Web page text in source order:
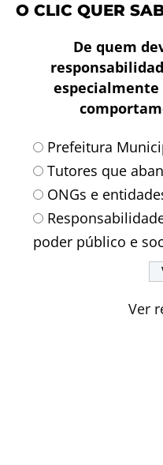
O CLIC QUER
De quem
especialmente
Prefeitura
Tutores que
ONGs e
poder público e
Ver